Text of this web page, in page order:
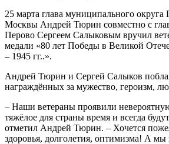
25 марта глава муниципального округа
Москвы Андрей Тюрин совместно с
Перово Сергеем Салыковым вручил
медали «80 лет Победы в Великой
– 1945 гг..».
Андрей Тюрин и Сергей Салыков
награждённых за мужество, героизм,
– Наши ветераны проявили
тяжёлое для страны время и всегда
отметил Андрей Тюрин. – Хочется
здоровья, долголетия, оптимизма! А мы